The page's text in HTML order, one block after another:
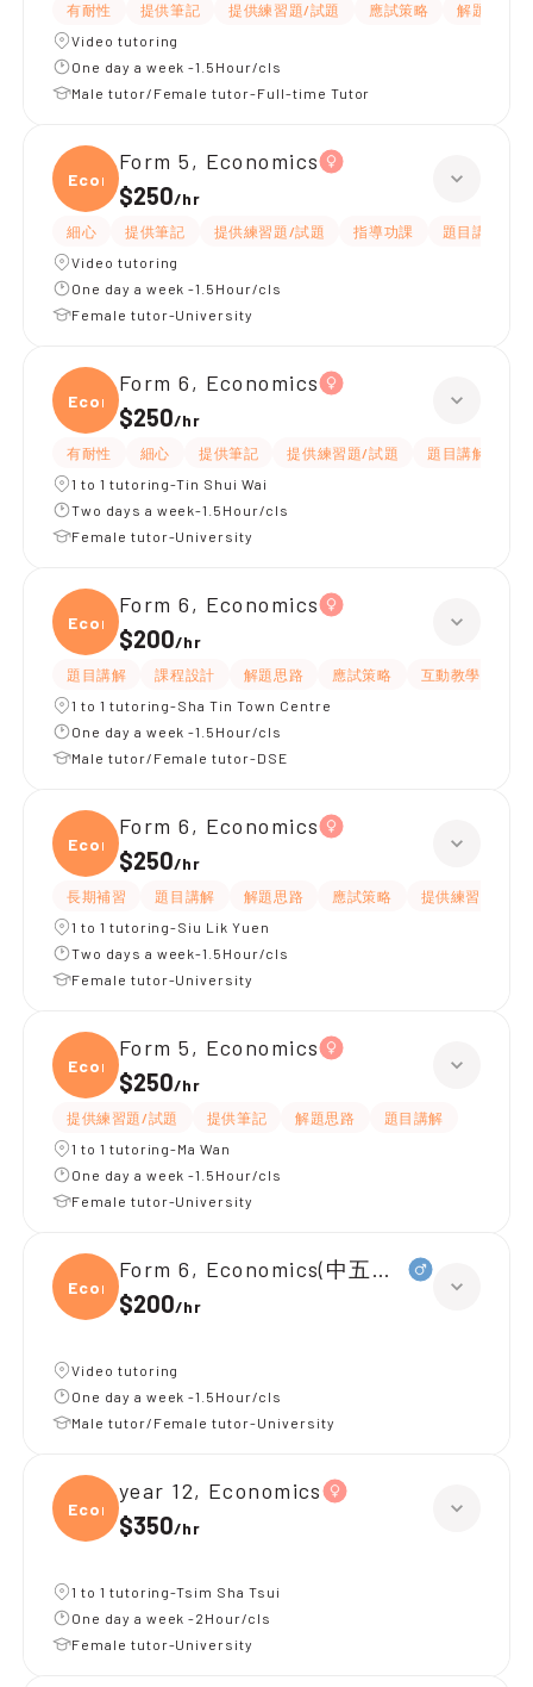
有耐性 提供筆記 提供練習題/試題 應試策略
解題思路
Video tutoring
One day a week -1.5Hour/cls
Male tutor/Female tutor-Full-time Tutor
Econ
Form 5, Economics
$250/hr
細心 提供筆記 提供練習題/試題 指導功課 題目講解
Video tutoring
One day a week -1.5Hour/cls
Female tutor-University
Econ
Form 6, Economics
$250/hr
有耐性 細心 提供筆記 提供練習題/試題 題目講解
1 to 1 tutoring-Tin Shui Wai
Two days a week-1.5Hour/cls
Female tutor-University
Econ
Form 6, Economics
$200/hr
題目講解 課程設計 解題思路 應試策略 互動教學
1 to 1 tutoring-Sha Tin Town Centre
One day a week -1.5Hour/cls
Male tutor/Female tutor-DSE
Econ
Form 6, Economics
$250/hr
長期補習 題目講解 解題思路 應試策略
提供練習題/試題
1 to 1 tutoring-Siu Lik Yuen
Two days a week-1.5Hour/cls
Female tutor-University
Econ
Form 5, Economics
$250/hr
提供練習題/試題 提供筆記 解題思路
題目講解
1 to 1 tutoring-Ma Wan
One day a week -1.5Hour/cls
Female tutor-University
Econ
Form 6, Economics(中五升中六)
$200/hr
Video tutoring
One day a week -1.5Hour/cls
Male tutor/Female tutor-University
Econ
year 12, Economics
$350/hr
1 to 1 tutoring-Tsim Sha Tsui
One day a week -2Hour/cls
Female tutor-University